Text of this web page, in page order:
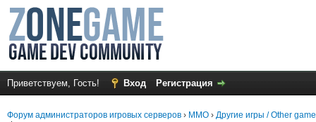
Приветствуем, Гость! Вход Регистрация
Форум администраторов игровых серверов › MMO › Другие игры / Other